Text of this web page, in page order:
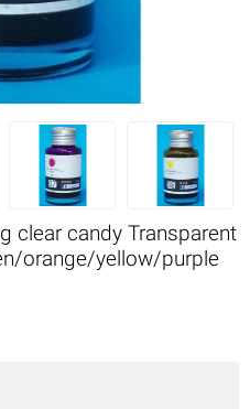
clear candy Transparent
orange/yellow/purple